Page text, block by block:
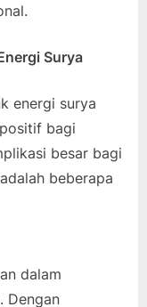
Surya
energi surya
bagi
besar bagi
beberapa
dalam
Dengan